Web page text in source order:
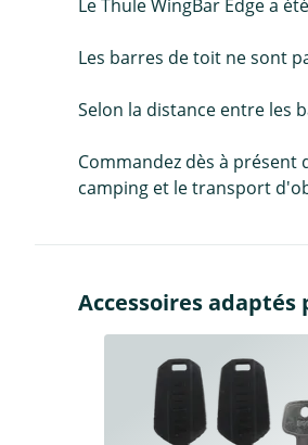
Le Thule WingBar Edge a
Les barres de toit ne sont
Selon la distance entre les
Commandez dès à
camping et le transport
Accessoires adaptés